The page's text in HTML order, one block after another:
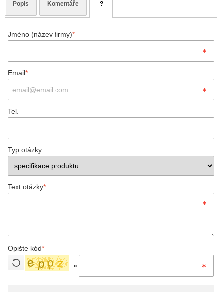
Popis Komentáře ?
Jméno (název firmy)*
Email*
Tel.
Typ otázky
Text otázky*
Opište kód*
»